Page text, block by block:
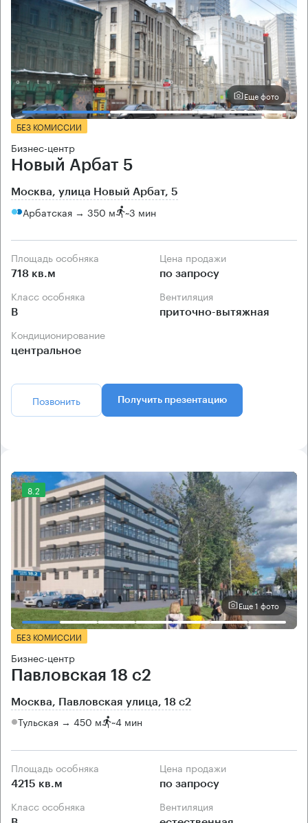
Еще фото
БЕЗ КОМИССИИ
Бизнес-центр
Новый Арбат 5
Москва, улица Новый Арбат, 5
Арбатская → 350 м ~3 мин
Площадь особняка
718 кв.м
Цена продажи
по запросу
Класс особняка
B
Вентиляция
приточно-вытяжная
Кондиционирование
центральное
Позвонить Получить презентацию
8.2
Еще 1 фото
БЕЗ КОМИССИИ
Бизнес-центр
Павловская 18 с2
Москва, Павловская улица, 18 с2
Тульская → 450 м ~4 мин
Площадь особняка
4215 кв.м
Цена продажи
по запросу
Класс особняка Вентиляция